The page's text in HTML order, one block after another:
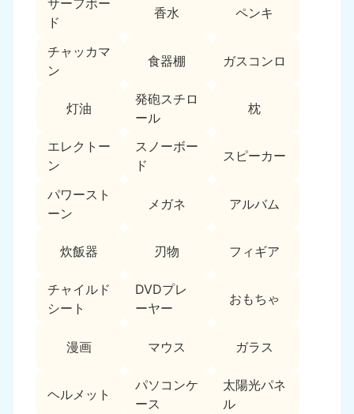
サーフボー
ド
香水 ペンキ
チャッカマ
ン
食器棚 ガスコンロ
灯油
発砲スチロ
ール
枕
エレクトー
ン
スノーボー
ド
スピーカー
パワースト
ーン
メガネ アルバム
炊飯器 刃物 フィギア
チャイルド
シート
DVDプレ
ーヤー
おもちゃ
漫画 マウス ガラス
ヘルメット
パソコンケ
ース
太陽光パネ
ル
9:00〜19:00 年中無休
大阪府
9:00〜19:00 年中無休
兵庫県
9:00〜19:00 年中無休
奈良県
050-1881-5249
9:00〜19:00 年中無休
050-1881-5254
滋賀県
9:00〜19:00 年中無休
京都府
9:00〜19:00 年中無休
050-1881-5248
中国